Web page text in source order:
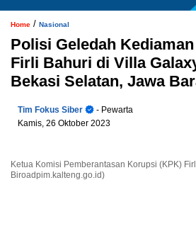
Home / Nasional
Polisi Geledah
Firli Bahuri di Villa
Bekasi Selatan, Jawa
Tim Fokus Siber
- Pewarta
Kamis, 26 Oktober 2023
Ketua Komisi Pemberantasan Korupsi (KPK)
Biroadpim.kalteng.go.id)